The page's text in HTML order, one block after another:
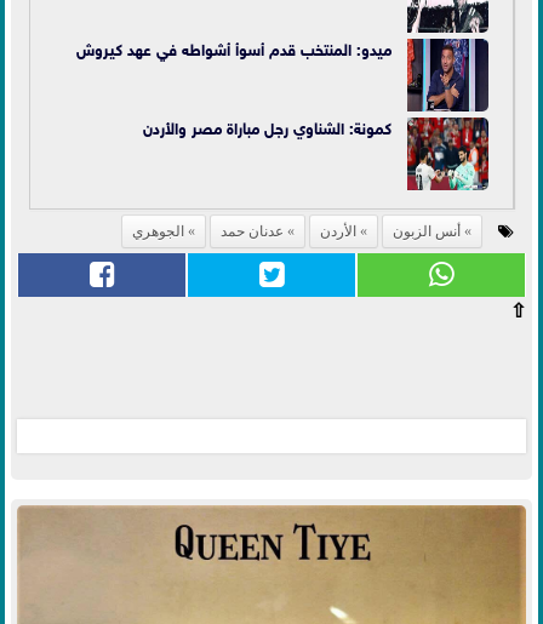
ميدو: المنتخب قدم أسوأ أشواطه في عهد كيروش
كمونة: الشناوي رجل مباراة مصر والأردن
أنس الزبون الأردن عدنان حمد الجوهري
⇧